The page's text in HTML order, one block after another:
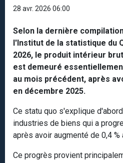
28 avr. 2026 06:00
Selon la dernière
l'Institut de la statistique du
2026, le produit intérieur
est demeuré
au mois précédent, après
en décembre 2025.
Ce statu quo s'explique
industries de biens qui a
après avoir augmenté de 0,4
Ce progrès provient